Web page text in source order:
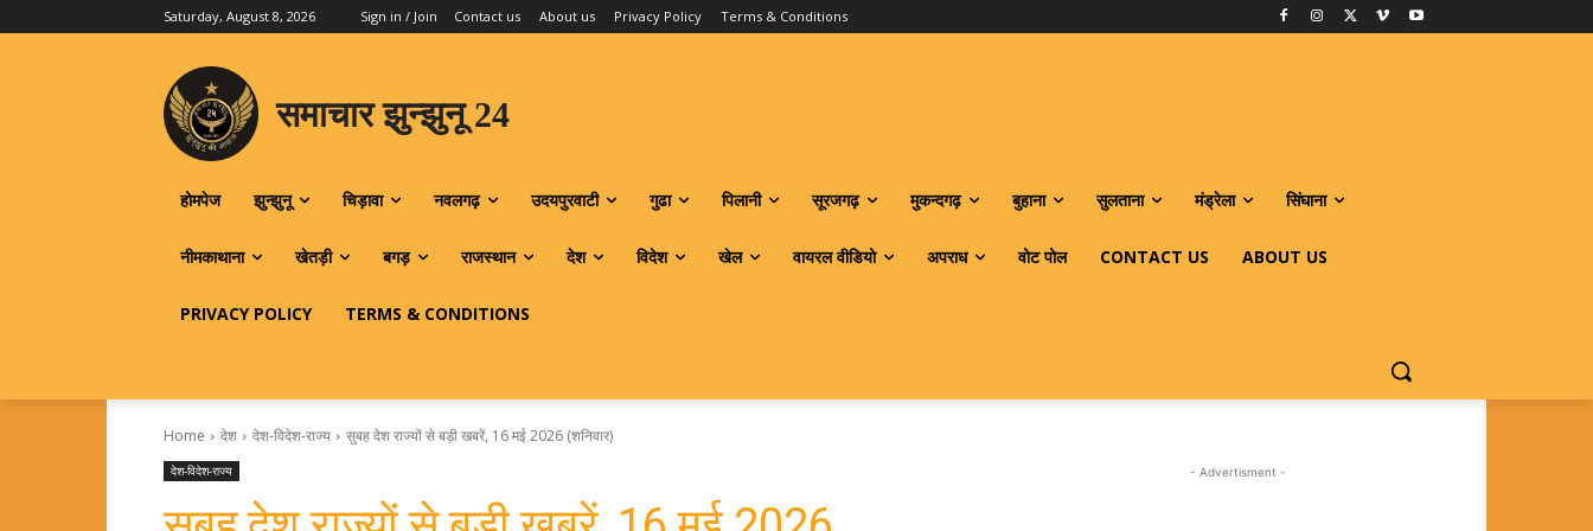
Saturday, August 8, 2026 Sign in / Join Contact us About us Privacy Policy Terms & Conditions
समाचार झुन्झुनू 24
होमपेज झुन्झुनू चिड़ावा नवलगढ़ उदयपुरवाटी गुढा पिलानी सूरजगढ़ मुकन्दगढ़ बुहाना सुलताना मंड्रेला सिंघाना
नीमकाथाना खेतड़ी बगड़ राजस्थान देश विदेश खेल वायरल वीडियो अपराध वोट पोल CONTACT US ABOUT US
PRIVACY POLICY TERMS & CONDITIONS
Home देश देश-विदेश-राज्य सुबह देश राज्यों से बड़ी खबरें, 16 मई 2026 (शनिवार)
देश-विदेश-राज्य - Advertisment -